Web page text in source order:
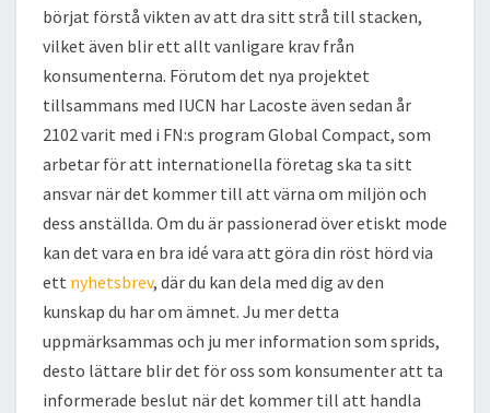
börjat förstå vikten av att dra sitt strå till stacken,
vilket även blir ett allt vanligare krav från
konsumenterna. Förutom det nya projektet
tillsammans med IUCN har Lacoste även sedan år
2102 varit med i FN:s program Global Compact, som
arbetar för att internationella företag ska ta sitt
ansvar när det kommer till att värna om miljön och
dess anställda. Om du är passionerad över etiskt mode
kan det vara en bra idé vara att göra din röst hörd via
ett nyhetsbrev, där du kan dela med dig av den
kunskap du har om ämnet. Ju mer detta
uppmärksammas och ju mer information som sprids,
desto lättare blir det för oss som konsumenter att ta
informerade beslut när det kommer till att handla